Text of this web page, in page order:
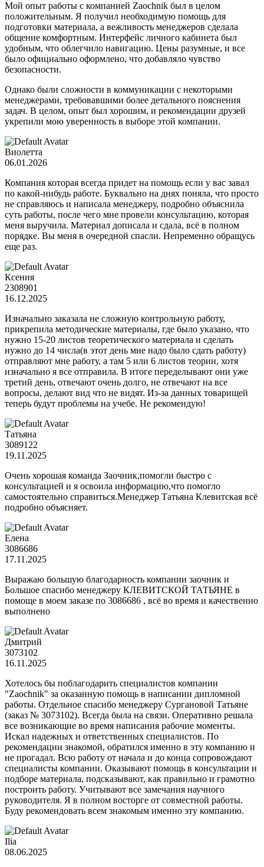
Мой опыт работы с компанией Zaochnik был в целом
положительным. Я получил необходимую помощь для
подготовки материала, а вежливость менеджеров сделала
общение комфортным. Интерфейс личного кабинета был
удобным, что облегчило навигацию. Цены разумные, и все
было официально оформлено, что добавляло чувство
безопасности.
Однако были сложности в коммуникации с некоторыми
менеджерами, требовавшими более детального пояснения
задач. В целом, опыт был хорошим, и рекомендации друзей
укрепили мою уверенность в выборе этой компании.
Виолетта
06.01.2026
Компания которая всегда придет на помощь если у вас завал
по какой-нибудь работе. Буквально на днях поняла, что просто
не справляюсь и написала менеджеру, подробно объяснила
суть работы, после чего мне провели консультацию, которая
меня выручила. Материал дописала и сдала, всё в полном
порядке. Вы меня в очередной спасли. Непременно обращусь
еще раз.
Ксения
2308901
16.12.2025
Изначально заказала не сложную контрольную работу,
прикрепила методические материалы, где было указано, что
нужно 15-20 листов теоретического материала и сделать
нужно до 14 числа(в этот день мне надо было сдать работу)
отправляют мне работу, а там 5 или 6 листов теории, хотя
изначально я все отправила. В итоге переделывают они уже
третий день, отвечают очень долго, не отвечают на все
вопросы, делают вид что не видят. Из-за данных товарищей
теперь будут проблемы на учебе. Не рекомендую!
Татьяна
3089122
19.11.2025
Очень хорошая команда Заочник,помогли быстро с
консультацией и я освоила информацию,что помогло
самостоятельно справиться.Менеджер Татьяна Клевитская всё
подробно объясняет.
Елена
3086686
17.11.2025
Выражаю большую благодарность компании заочник и
Большое спасибо менеджеру КЛЕВИТСКОЙ ТАТЬЯНЕ в
помоще в моем заказе по 3086686 , всё во время и качественно
выполнено
Дмитрий
3073102
16.11.2025
Хотелось бы поблагодарить специалистов компании
"Zaochnik" за оказанную помощь в написании дипломной
работы. Отдельное спасибо менеджеру Сургановой Татьяне
(заказ № 3073102). Всегда была на связи. Оперативно решала
все возникающие во время написания рабочие моменты.
Искал надежных и ответственных специалистов. По
рекомендации знакомой, обратился именно в эту компанию и
не прогадал. Всю работу от начала и до конца сопровождают
специалисты компании. Оказывают помощь в консультации и
подборе материала, подсказывают, как правильно и грамотно
построить работу. Учитывают все замечания научного
руководителя. Я в полном восторге от совместной работы.
Буду рекомендовать всем знакомым именно эту компанию.
Ilia
08.06.2025